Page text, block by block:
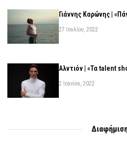
Γιάννης Καρώνης |
27 Ιουλίου, 2022
Αλντιόν | «Τα talent
2 Ιουνίου, 2022